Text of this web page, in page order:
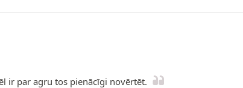
ir par agru tos pienācīgi novērtēt.